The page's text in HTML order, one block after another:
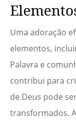
Uma adoração
elementos,
Palavra e
contribui para
de Deus pode
transformados.